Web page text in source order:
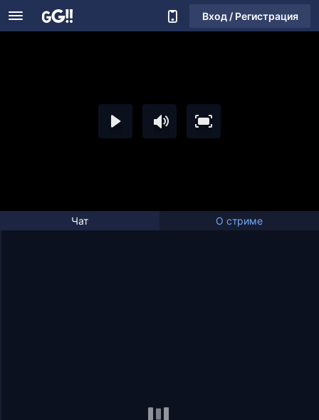
Вход / Регистрация
Чат О стриме